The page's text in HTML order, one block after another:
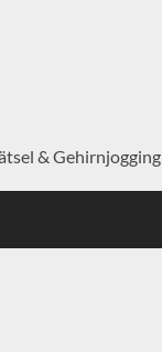
& Gehirnjogging